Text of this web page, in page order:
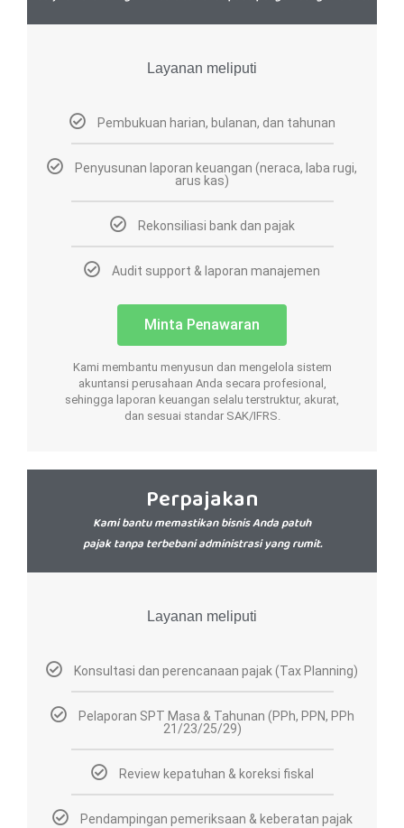
Layanan meliputi
Pembukuan harian, bulanan, dan tahunan
Penyusunan laporan keuangan (neraca, laba rugi,
arus kas)
Rekonsiliasi bank dan pajak
Audit support & laporan manajemen
Minta Penawaran
Kami membantu menyusun dan mengelola sistem
akuntansi perusahaan Anda secara profesional,
sehingga laporan keuangan selalu terstruktur, akurat,
dan sesuai standar SAK/IFRS.
Perpajakan
Kami bantu memastikan bisnis Anda patuh
pajak tanpa terbebani administrasi yang rumit.
Layanan meliputi
Konsultasi dan perencanaan pajak (Tax Planning)
Pelaporan SPT Masa & Tahunan (PPh, PPN, PPh
21/23/25/29)
Review kepatuhan & koreksi fiskal
Pendampingan pemeriksaan & keberatan pajak